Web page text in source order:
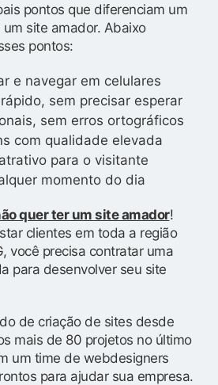
pontos que diferenciam um
site amador. Abaixo
pontos:
e navegar em celulares
sem precisar esperar
sem erros ortográficos
com qualidade elevada
para o visitante
momento do dia
quer ter um site amador!
clientes em toda a região
você precisa contratar uma
para desenvolver seu site
de criação de sites desde
mais de 80 projetos no último
um time de webdesigners
para ajudar sua empresa.